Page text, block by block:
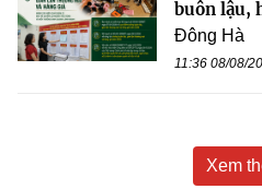
buôn lậu,
Đông Hà
11:36 08/08/
Xem